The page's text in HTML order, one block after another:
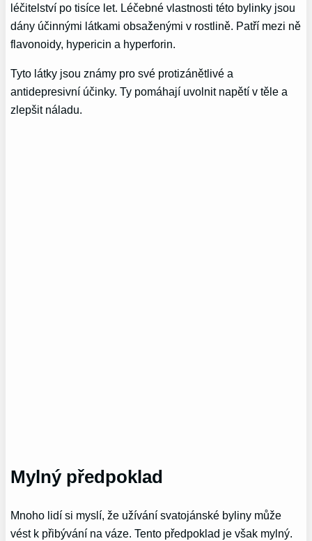
léčitelství po tisíce let. Léčebné vlastnosti této bylinky jsou
dány účinnými látkami obsaženými v rostlině. Patří mezi ně
flavonoidy, hypericin a hyperforin.
Tyto látky jsou známy pro své protizánětlivé a
antidepresivní účinky. Ty pomáhají uvolnit napětí v těle a
zlepšit náladu.
Mylný předpoklad
Mnoho lidí si myslí, že užívání svatojánské byliny může
vést k přibývání na váze. Tento předpoklad je však mylný.